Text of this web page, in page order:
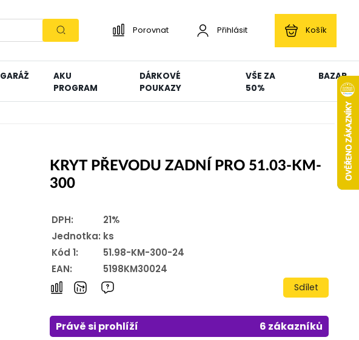
Porovnat Přihlásit Košík
GARÁŽ
AKU
PROGRAM
DÁRKOVÉ
POUKAZY
VŠE ZA
50%
BAZAR
KRYT PŘEVODU ZADNÍ PRO 51.03-KM-
300
DPH:
21%
Jednotka: ks
Kód 1:
51.98-KM-300-24
EAN:
5198KM30024
Sdílet
Právě si prohlíží 6 zákazníků